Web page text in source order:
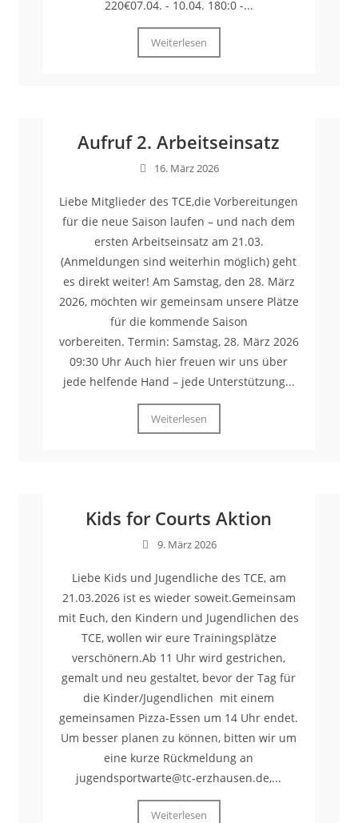
220€07.04. - 10.04. 180:0 -...
Weiterlesen
Aufruf 2. Arbeitseinsatz
16. März 2026
Liebe Mitglieder des TCE,die Vorbereitungen
für die neue Saison laufen – und nach dem
ersten Arbeitseinsatz am 21.03.
(Anmeldungen sind weiterhin möglich) geht
es direkt weiter! Am Samstag, den 28. März
2026, möchten wir gemeinsam unsere Plätze
für die kommende Saison
vorbereiten. Termin: Samstag, 28. März 2026
09:30 Uhr Auch hier freuen wir uns über
jede helfende Hand – jede Unterstützung...
Weiterlesen
Kids for Courts Aktion
9. März 2026
Liebe Kids und Jugendliche des TCE, am
21.03.2026 ist es wieder soweit.Gemeinsam
mit Euch, den Kindern und Jugendlichen des
TCE, wollen wir eure Trainingsplätze
verschönern.Ab 11 Uhr wird gestrichen,
gemalt und neu gestaltet, bevor der Tag für
die Kinder/Jugendlichen mit einem
gemeinsamen Pizza-Essen um 14 Uhr endet.
Um besser planen zu können, bitten wir um
eine kurze Rückmeldung an
jugendsportwarte@tc-erzhausen.de,...
Weiterlesen